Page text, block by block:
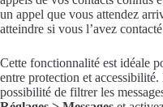
un appel que vous attendez
atteindre si vous l’avez
Cette fonctionnalité est idéale
entre protection et
possibilité de filtrer les